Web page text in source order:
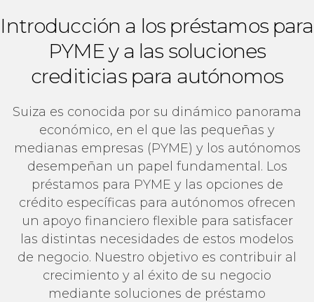
Introducción a los préstamos para
PYME y a las soluciones
crediticias para autónomos
Suiza es conocida por su dinámico panorama
económico, en el que las pequeñas y
medianas empresas (PYME) y los autónomos
desempeñan un papel fundamental. Los
préstamos para PYME y las opciones de
crédito específicas para autónomos ofrecen
un apoyo financiero flexible para satisfacer
las distintas necesidades de estos modelos
de negocio. Nuestro objetivo es contribuir al
crecimiento y al éxito de su negocio
mediante soluciones de préstamo